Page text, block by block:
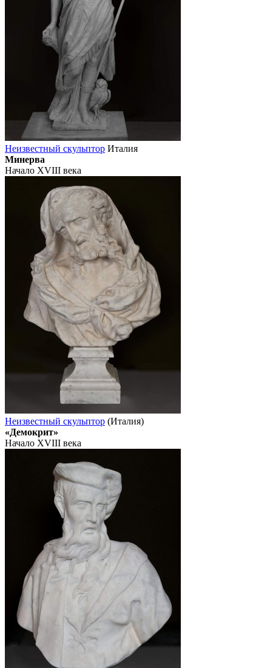
Неизвестный скульптор Италия
Минерва
Начало XVIII века
Неизвестный скульптор (Италия)
«Демокрит»
Начало XVIII века